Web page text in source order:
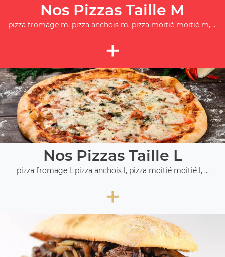
Nos Pizzas Taille M
pizza fromage m, pizza anchois m, pizza moitié moitié m, ...
+
Nos Pizzas Taille L
pizza fromage l, pizza anchois l, pizza moitié moitié l, ...
+